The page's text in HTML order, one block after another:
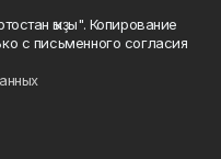
ҡыҙы". Копирование
с письменного согласия